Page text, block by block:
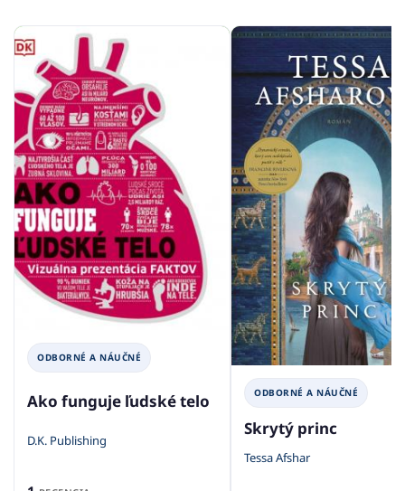
ODBORNÉ A NÁUČNÉ
Ako funguje ľudské telo
D.K. Publishing
ODBORNÉ A NÁUČNÉ
Skrytý princ
Tessa Afshar